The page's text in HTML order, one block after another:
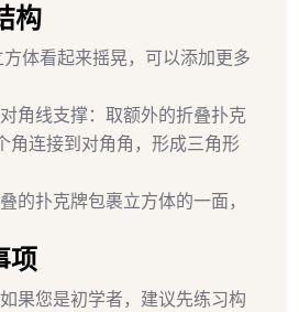
构
体看起来摇晃，可以添加更多
角线支撑：取额外的折叠扑克
角连接到对角角，形成三角形
的扑克牌包裹立方体的一面，
项
果您是初学者，建议先练习构